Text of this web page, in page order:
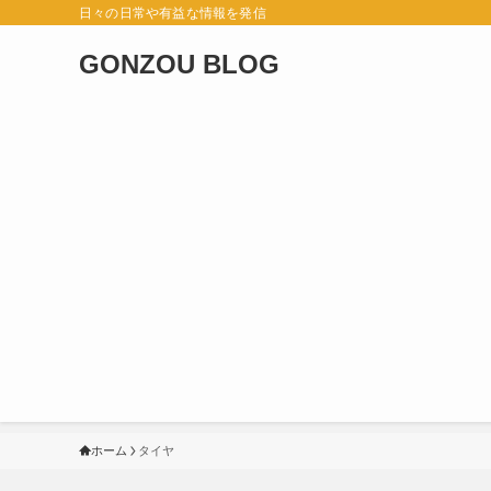
日々の日常や有益な情報を発信
GONZOU BLOG
ホーム タイヤ